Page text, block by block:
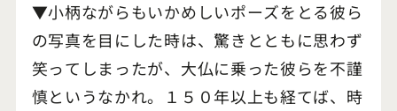
▼小柄ながらもいかめしいポーズをとる彼ら
の写真を目にした時は、驚きとともに思わず
笑ってしまったが、大仏に乗った彼らを不謹
慎というなかれ。１５０年以上も経てば、時